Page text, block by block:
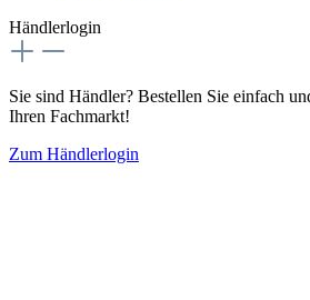
Händlerlogin
Sie sind Händler? Bestellen Sie einfach
Ihren Fachmarkt!
Zum Händlerlogin